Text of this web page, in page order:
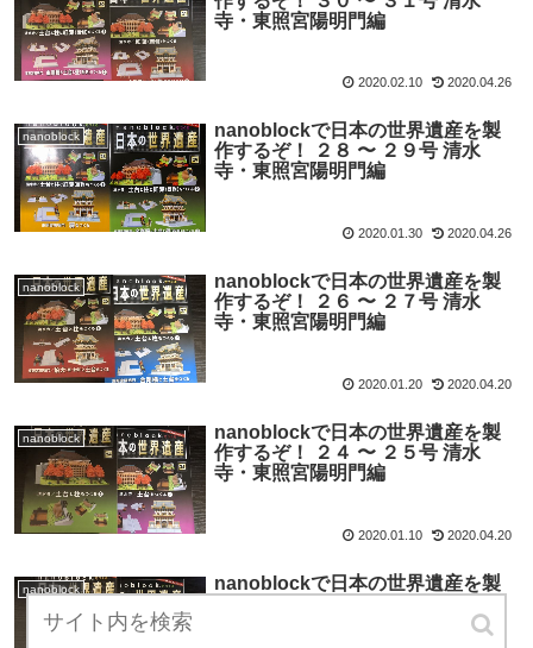
寺・東照宮陽明門編
2020.02.10 2020.04.26
nanoblock
nanoblockで日本の世界遺産を製
作するぞ！ ２８ 〜 ２９号 清水
寺・東照宮陽明門編
2020.01.30 2020.04.26
nanoblock
nanoblockで日本の世界遺産を製
作するぞ！ ２６ 〜 ２７号 清水
寺・東照宮陽明門編
2020.01.20 2020.04.20
nanoblock
nanoblockで日本の世界遺産を製
作するぞ！ ２４ 〜 ２５号 清水
寺・東照宮陽明門編
2020.01.10 2020.04.20
nanoblock
nanoblockで日本の世界遺産を製